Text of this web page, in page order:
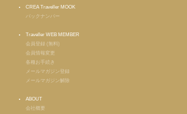
CREA Traveller MOOK
バックナンバー
Traveller WEB MEMBER
会員登録 (無料)
会員情報変更
各種お手続き
メールマガジン登録
メールマガジン解除
ABOUT
会社概要